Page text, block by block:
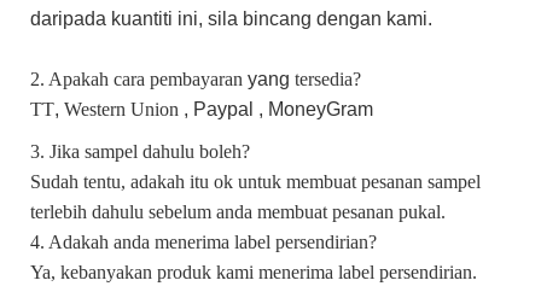
daripada kuantiti ini, sila bincang dengan kami.
2. Apakah cara pembayaran yang tersedia?
TT, Western Union , Paypal , MoneyGram
3. Jika sampel dahulu boleh?
Sudah tentu, adakah itu ok untuk membuat pesanan sampel
terlebih dahulu sebelum anda membuat pesanan pukal.
4. Adakah anda menerima label persendirian?
Ya, kebanyakan produk kami menerima label persendirian.